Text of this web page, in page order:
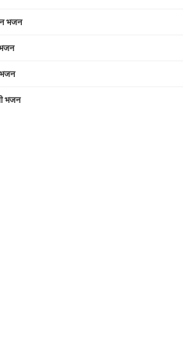
भजन
भजन
भजन
भजन